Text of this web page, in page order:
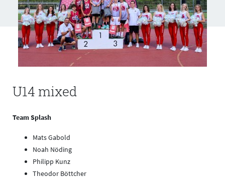
U14 mixed
Team Splash
Mats Gabold
Noah Nöding
Philipp Kunz
Theodor Böttcher